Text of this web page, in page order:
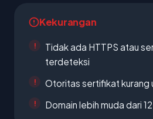
Kekurangan
Tidak ada HTTPS atau
terdeteksi
Otoritas sertifikat kurang
Domain lebih muda dari